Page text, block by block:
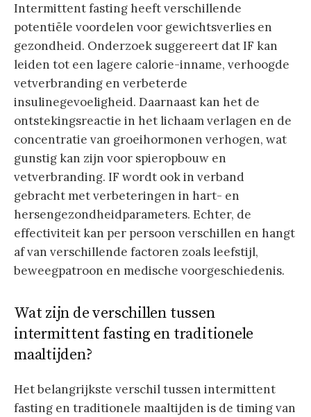
Intermittent fasting heeft verschillende
potentiële voordelen voor gewichtsverlies en
gezondheid. Onderzoek suggereert dat IF kan
leiden tot een lagere calorie-inname, verhoogde
vetverbranding en verbeterde
insulinegevoeligheid. Daarnaast kan het de
ontstekingsreactie in het lichaam verlagen en de
concentratie van groeihormonen verhogen, wat
gunstig kan zijn voor spieropbouw en
vetverbranding. IF wordt ook in verband
gebracht met verbeteringen in hart- en
hersengezondheidparameters. Echter, de
effectiviteit kan per persoon verschillen en hangt
af van verschillende factoren zoals leefstijl,
beweegpatroon en medische voorgeschiedenis.
Wat zijn de verschillen tussen
intermittent fasting en traditionele
maaltijden?
Het belangrijkste verschil tussen intermittent
fasting en traditionele maaltijden is de timing van